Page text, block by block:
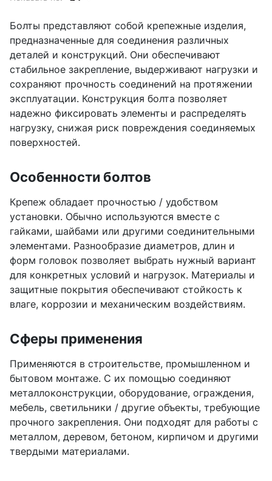
Болты представляют собой крепежные изделия,
предназначенные для соединения различных
деталей и конструкций. Они обеспечивают
стабильное закрепление, выдерживают нагрузки и
сохраняют прочность соединений на протяжении
эксплуатации. Конструкция болта позволяет
надежно фиксировать элементы и распределять
нагрузку, снижая риск повреждения соединяемых
поверхностей.
Особенности болтов
Крепеж обладает прочностью / удобством
установки. Обычно используются вместе с
гайками, шайбами или другими соединительными
элементами. Разнообразие диаметров, длин и
форм головок позволяет выбрать нужный вариант
для конкретных условий и нагрузок. Материалы и
защитные покрытия обеспечивают стойкость к
влаге, коррозии и механическим воздействиям.
Сферы применения
Применяются в строительстве, промышленном и
бытовом монтаже. С их помощью соединяют
металлоконструкции, оборудование, ограждения,
мебель, светильники / другие объекты, требующие
прочного закрепления. Они подходят для работы с
металлом, деревом, бетоном, кирпичом и другими
твердыми материалами.